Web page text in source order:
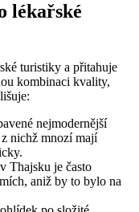
lékařské
turistiky a přitahuje
kombinaci kvality,
nejmodernější
nichž mnozí mají
Thajsku je často
aniž by to bylo na